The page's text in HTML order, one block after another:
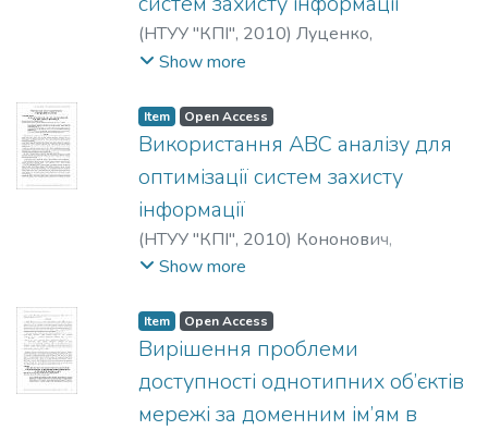
(НТУУ "КПІ", 2010) Луценко,
Володимир;Худяков, Валерій
Vladimir;Khudyakov, Valery
Show more
Item Open Access
Використання ABC аналізу для
оптимізації систем захисту
інформації
(НТУУ "КПІ", 2010) Кононович,
Володимир;Копитін, Юрій
Владимир;Копытин, Юрий
Show more
Item Open Access
Вирішення проблеми
доступності однотипних об’єктів
мережі за доменним ім’ям в